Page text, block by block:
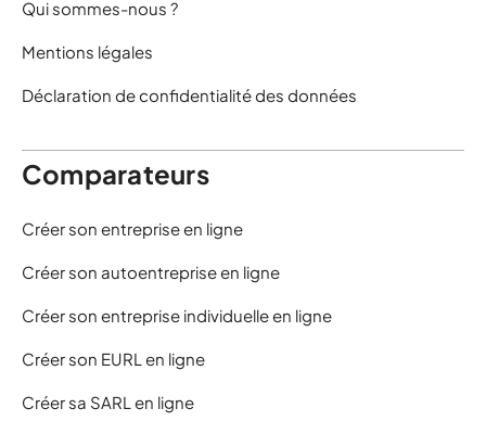
Qui sommes-nous ?
Mentions légales
Déclaration de confidentialité des données
Comparateurs
Créer son entreprise en ligne
Créer son autoentreprise en ligne
Créer son entreprise individuelle en ligne
Créer son EURL en ligne
Créer sa SARL en ligne